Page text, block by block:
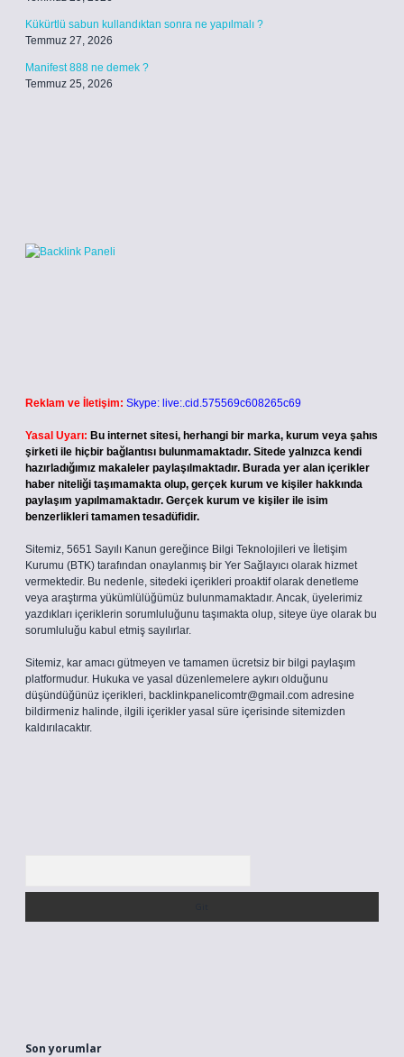
Kükürtlü sabun kullandıktan sonra ne yapılmalı ?
Temmuz 27, 2026
Manifest 888 ne demek ?
Temmuz 25, 2026
Reklam ve İletişim: Skype: live:.cid.575569c608265c69
Yasal Uyarı: Bu internet sitesi, herhangi bir marka, kurum veya şahıs
şirketi ile hiçbir bağlantısı bulunmamaktadır. Sitede yalnızca kendi
hazırladığımız makaleler paylaşılmaktadır. Burada yer alan içerikler
haber niteliği taşımamakta olup, gerçek kurum ve kişiler hakkında
paylaşım yapılmamaktadır. Gerçek kurum ve kişiler ile isim
benzerlikleri tamamen tesadüfidir.
Sitemiz, 5651 Sayılı Kanun gereğince Bilgi Teknolojileri ve İletişim
Kurumu (BTK) tarafından onaylanmış bir Yer Sağlayıcı olarak hizmet
vermektedir. Bu nedenle, sitedeki içerikleri proaktif olarak denetleme
veya araştırma yükümlülüğümüz bulunmamaktadır. Ancak, üyelerimiz
yazdıkları içeriklerin sorumluluğunu taşımakta olup, siteye üye olarak bu
sorumluluğu kabul etmiş sayılırlar.
Sitemiz, kar amacı gütmeyen ve tamamen ücretsiz bir bilgi paylaşım
platformudur. Hukuka ve yasal düzenlemelere aykırı olduğunu
düşündüğünüz içerikleri, backlinkpanelicomtr@gmail.com adresine
bildirmeniz halinde, ilgili içerikler yasal süre içerisinde sitemizden
kaldırılacaktır.
Son yorumlar